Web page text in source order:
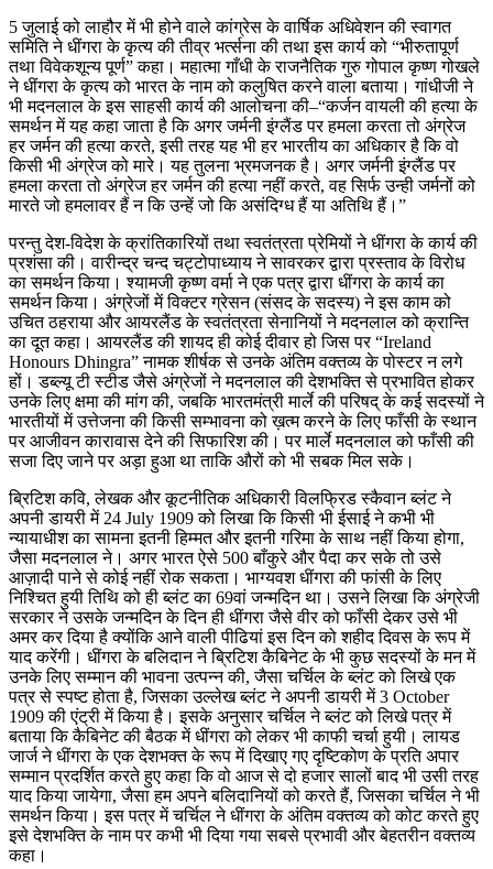
5 जुलाई को लाहौर में भी होने वाले कांग्रेस के वार्षिक अधिवेशन की स्वागत
समिति ने धींगरा के कृत्य की तीव्र भर्त्सना की तथा इस कार्य को “भीरुतापूर्ण
तथा विवेकशून्य पूर्ण” कहा। महात्मा गाँधी के राजनैतिक गुरु गोपाल कृष्ण गोखले
ने धींगरा के कृत्य को भारत के नाम को कलुषित करने वाला बताया। गांधीजी ने
भी मदनलाल के इस साहसी कार्य की आलोचना की–“कर्जन वायली की हत्या के
समर्थन में यह कहा जाता है कि अगर जर्मनी इंग्लैंड पर हमला करता तो अंग्रेज
हर जर्मन की हत्या करते, इसी तरह यह भी हर भारतीय का अधिकार है कि वो
किसी भी अंग्रेज को मारे। यह तुलना भ्रमजनक है। अगर जर्मनी इंग्लैंड पर
हमला करता तो अंग्रेज हर जर्मन की हत्या नहीं करते, वह सिर्फ उन्ही जर्मनों को
मारते जो हमलावर हैं न कि उन्हें जो कि असंदिग्ध हैं या अतिथि हैं।”
परन्तु देश-विदेश के क्रांतिकारियों तथा स्वतंत्रता प्रेमियों ने धींगरा के कार्य की
प्रशंसा की। वारीन्द्र चन्द चट्टोपाध्याय ने सावरकर द्वारा प्रस्ताव के विरोध
का समर्थन किया। श्यामजी कृष्ण वर्मा ने एक पत्र द्वारा धींगरा के कार्य का
समर्थन किया। अंग्रेजों में विक्टर ग्रेसन (संसद के सदस्य) ने इस काम को
उचित ठहराया और आयरलैंड के स्वतंत्रता सेनानियों ने मदनलाल को क्रान्ति
का दूत कहा। आयरलैंड की शायद ही कोई दीवार हो जिस पर “Ireland
Honours Dhingra” नामक शीर्षक से उनके अंतिम वक्तव्य के पोस्टर न लगे
हों। डब्ल्यू टी स्टीड जैसे अंग्रेजों ने मदनलाल की देशभक्ति से प्रभावित होकर
उनके लिए क्षमा की मांग की, जबकि भारतमंत्री मार्ले की परिषद् के कई सदस्यों ने
भारतीयों में उत्तेजना की किसी सम्भावना को ख़त्म करने के लिए फाँसी के स्थान
पर आजीवन कारावास देने की सिफारिश की। पर मार्ले मदनलाल को फाँसी की
सजा दिए जाने पर अड़ा हुआ था ताकि औरों को भी सबक मिल सके।
ब्रिटिश कवि, लेखक और कूटनीतिक अधिकारी विलफ्रिड स्कैवान ब्लंट ने
अपनी डायरी में 24 July 1909 को लिखा कि किसी भी ईसाई ने कभी भी
न्यायाधीश का सामना इतनी हिम्मत और इतनी गरिमा के साथ नहीं किया होगा,
जैसा मदनलाल ने। अगर भारत ऐसे 500 बाँकुरे और पैदा कर सके तो उसे
आज़ादी पाने से कोई नहीं रोक सकता। भाग्यवश धींगरा की फांसी के लिए
निश्चित हुयी तिथि को ही ब्लंट का 69वां जन्मदिन था। उसने लिखा कि अंग्रेजी
सरकार ने उसके जन्मदिन के दिन ही धींगरा जैसे वीर को फाँसी देकर उसे भी
अमर कर दिया है क्योंकि आने वाली पीढियां इस दिन को शहीद दिवस के रूप में
याद करेंगी। धींगरा के बलिदान ने ब्रिटिश कैबिनेट के भी कुछ सदस्यों के मन में
उनके लिए सम्मान की भावना उत्पन्न की, जैसा चर्चिल के ब्लंट को लिखे एक
पत्र से स्पष्ट होता है, जिसका उल्लेख ब्लंट ने अपनी डायरी में 3 October
1909 की एंट्री में किया है। इसके अनुसार चर्चिल ने ब्लंट को लिखे पत्र में
बताया कि कैबिनेट की बैठक में धींगरा को लेकर भी काफी चर्चा हुयी। लायड
जार्ज ने धींगरा के एक देशभक्त के रूप में दिखाए गए दृष्टिकोण के प्रति अपार
सम्मान प्रदर्शित करते हुए कहा कि वो आज से दो हजार सालों बाद भी उसी तरह
याद किया जायेगा, जैसा हम अपने बलिदानियों को करते हैं, जिसका चर्चिल ने भी
समर्थन किया। इस पत्र में चर्चिल ने धींगरा के अंतिम वक्तव्य को कोट करते हुए
इसे देशभक्ति के नाम पर कभी भी दिया गया सबसे प्रभावी और बेहतरीन वक्तव्य
कहा।